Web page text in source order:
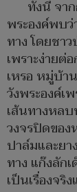
ทั้งนี้ จา
พระองค์พบ
ทาง โดยชา
เพราะง่ายต่
เหรอ หมู่บ้า
วังพระองค์เ
เส้นทางหลบ
วงจรปิดขอ
ปาล์มและย
ทาง แก๊งลัก
เป็นเรื่องจริ